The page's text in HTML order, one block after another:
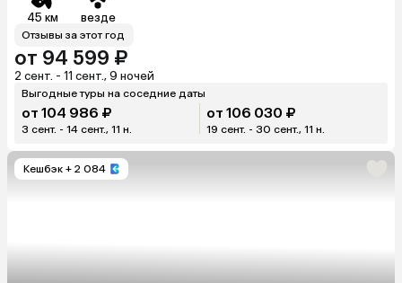
45 км везде
Отзывы за этот год
от 94 599 ₽
2 сент. - 11 сент., 9 ночей
Выгодные туры на соседние даты
от 104 986 ₽
3 сент. - 14 сент., 11 н.
от 106 030 ₽
19 сент. - 30 сент., 11 н.
Кешбэк + 2 084